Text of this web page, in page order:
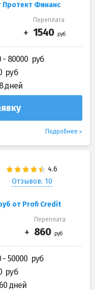
Протект Финанс
Переплата
- 80000
дней
Подробнее
Отзывов: 10
от Profi Credit
Переплата
- 50000
дней